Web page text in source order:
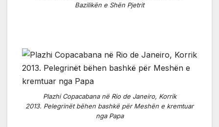
Bazilikën e Shën Pjetrit
Plazhi Copacabana në Rio de Janeiro, Korrik
2013. Pelegrinët bëhen bashkë për Meshën e kremtuar
nga Papa